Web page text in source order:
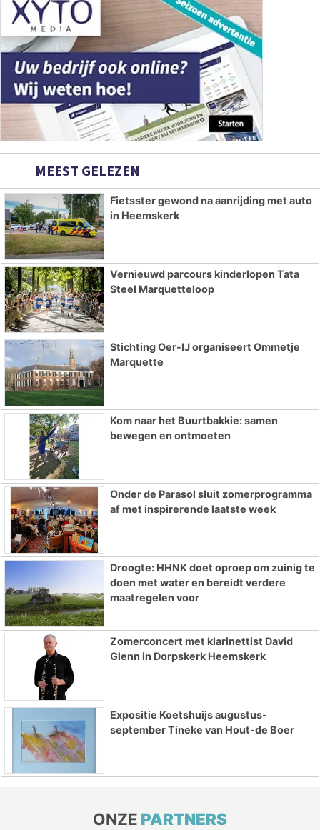
MEEST GELEZEN
Fietsster gewond na aanrijding met auto
in Heemskerk
Vernieuwd parcours kinderlopen Tata
Steel Marquetteloop
Stichting Oer-IJ organiseert Ommetje
Marquette
Kom naar het Buurtbakkie: samen
bewegen en ontmoeten
Onder de Parasol sluit zomerprogramma
af met inspirerende laatste week
Droogte: HHNK doet oproep om zuinig te
doen met water en bereidt verdere
maatregelen voor
Zomerconcert met klarinettist David
Glenn in Dorpskerk Heemskerk
Expositie Koetshuijs augustus-
september Tineke van Hout-de Boer
ONZE PARTNERS